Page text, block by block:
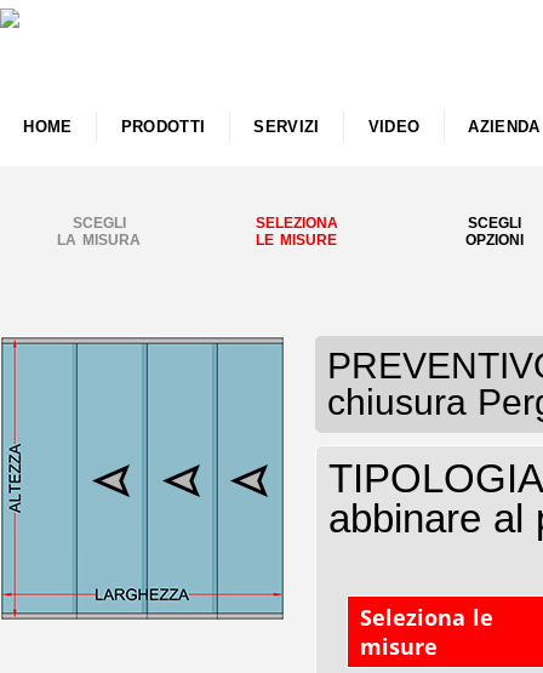
HOME PRODOTTI SERVIZI VIDEO AZIENDA
SCEGLI
LA MISURA
SELEZIONA
LE MISURE
SCEGLI
OPZIONI
chiusura
abbinare al
Seleziona le
misure